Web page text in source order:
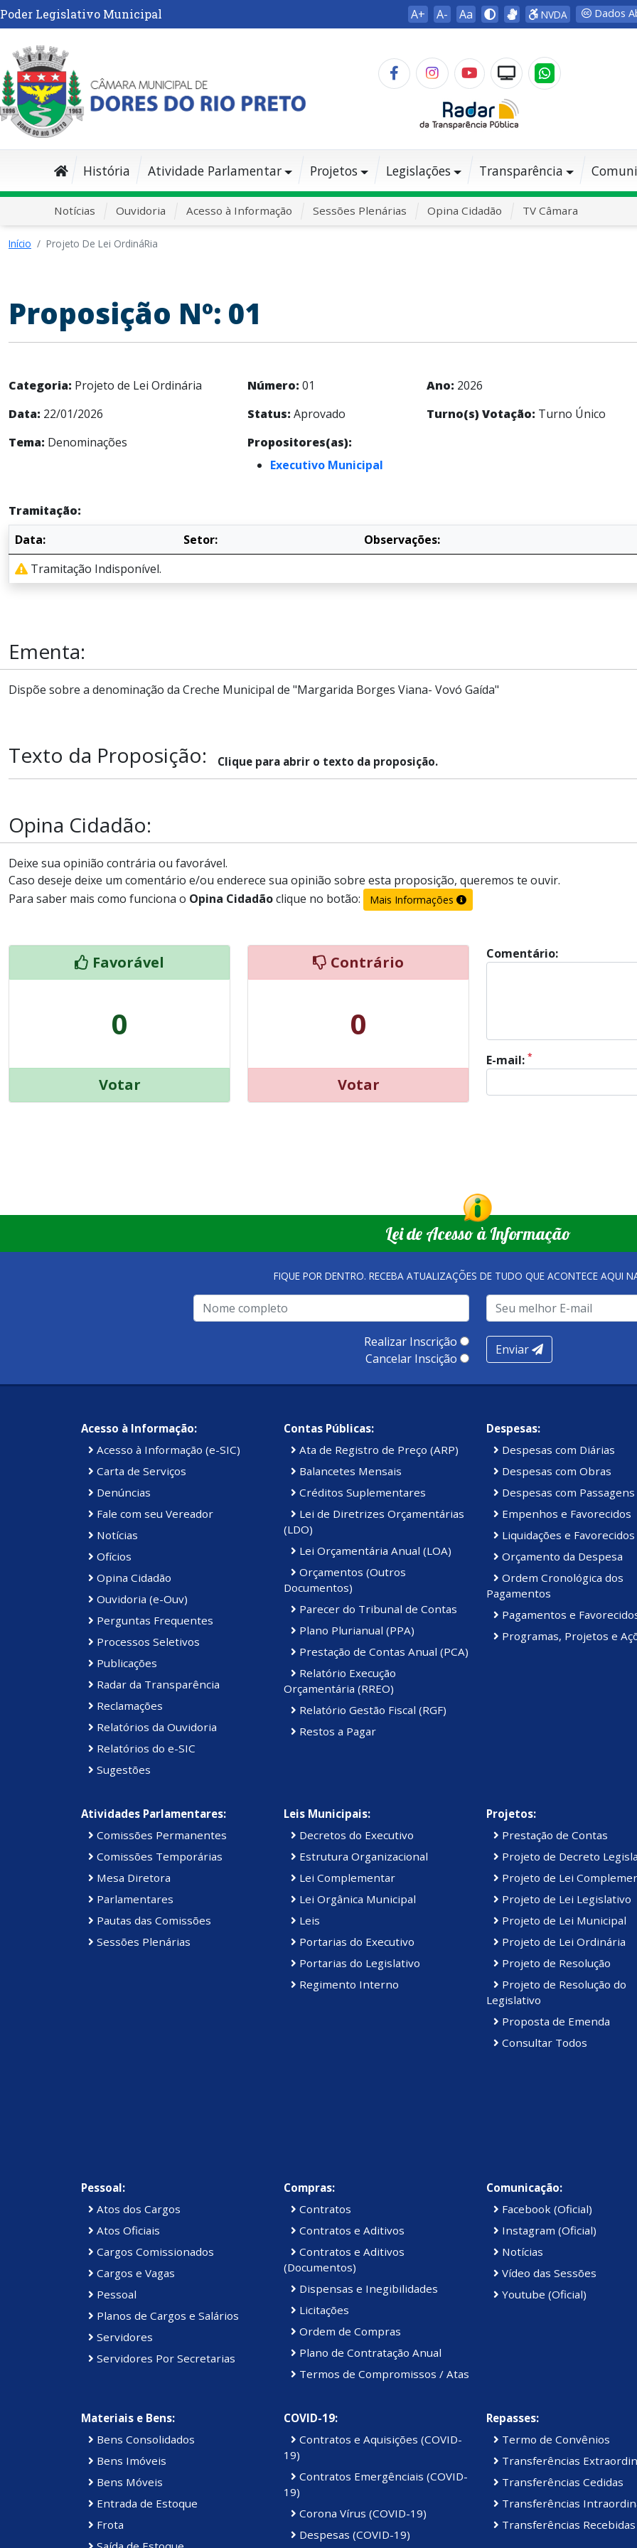
Poder Legislativo Municipal A+ A- Aa NVDA Dados
História Atividade Parlamentar Projetos Legislações Transparência
Notícias Ouvidoria Acesso à Informação Sessões Plenárias Opina Cidadão TV Câmara
Início Projeto De Lei OrdináRia
Proposição Nº: 01
Categoria: Projeto de Lei Ordinária Número: 01 Ano: 2026
Data: 22/01/2026 Status: Aprovado Turno(s) Votação: Turno Único
Tema: Denominações
Propositores(as):
Executivo Municipal
Tramitação:
Data:
Setor:
Observações:
Tramitação Indisponível.
Ementa:
Dispõe sobre a denominação da Creche Municipal de "Margarida Borges Viana- Vovó Gaída"
Texto da Proposição: Clique para abrir o texto da proposição.
Opina Cidadão:
Deixe sua opinião contrária ou favorável.
Caso deseje deixe um comentário e/ou enderece sua opinião sobre esta proposição, queremos te ouvir.
Para saber mais como funciona o Opina Cidadãoclique no botão: Mais Informações
Favorável
0
Votar
Contrário
0
Votar
Comentário:
E-mail: *
Lei de Acesso à Informação
FIQUE POR DENTRO. RECEBA ATUALIZAÇÕES DE TUDO QUE ACONTECE AQUI
Realizar Inscrição
Cancelar Inscição
Enviar
Acesso à Informação:
Acesso à Informação (e-SIC)
Carta de Serviços
Denúncias
Fale com seu Vereador
Notícias
Ofícios
Opina Cidadão
Ouvidoria (e-Ouv)
Perguntas Frequentes
Processos Seletivos
Publicações
Radar da Transparência
Reclamações
Relatórios da Ouvidoria
Relatórios do e-SIC
Sugestões
Contas Públicas:
Ata de Registro de Preço (ARP)
Balancetes Mensais
Créditos Suplementares
Lei de Diretrizes Orçamentárias
(LDO)
Lei Orçamentária Anual (LOA)
Orçamentos (Outros
Documentos)
Parecer do Tribunal de Contas
Plano Plurianual (PPA)
Prestação de Contas Anual (PCA)
Relatório Execução
Orçamentária (RREO)
Relatório Gestão Fiscal (RGF)
Restos a Pagar
Despesas:
Despesas com Diárias
Despesas com Obras
Despesas com Passagens
Empenhos e Favorecidos
Liquidações e Favorecidos
Orçamento da Despesa
Ordem Cronológica dos
Pagamentos
Pagamentos e
Programas, Projetos e
Atividades Parlamentares:
Comissões Permanentes
Comissões Temporárias
Mesa Diretora
Parlamentares
Pautas das Comissões
Sessões Plenárias
Leis Municipais:
Decretos do Executivo
Estrutura Organizacional
Lei Complementar
Lei Orgânica Municipal
Leis
Portarias do Executivo
Portarias do Legislativo
Regimento Interno
Projetos:
Prestação de Contas
Projeto de Decreto
Projeto de Lei
Projeto de Lei Legislativo
Projeto de Lei Municipal
Projeto de Lei Ordinária
Projeto de Resolução
Projeto de Resolução do
Legislativo
Proposta de Emenda
Consultar Todos
Pessoal:
Atos dos Cargos
Atos Oficiais
Cargos Comissionados
Cargos e Vagas
Pessoal
Planos de Cargos e Salários
Servidores
Servidores Por Secretarias
Compras:
Contratos
Contratos e Aditivos
Contratos e Aditivos
(Documentos)
Dispensas e Inegibilidades
Licitações
Ordem de Compras
Plano de Contratação Anual
Termos de Compromissos / Atas
Comunicação:
Facebook (Oficial)
Instagram (Oficial)
Notícias
Vídeo das Sessões
Youtube (Oficial)
Materiais e Bens:
Bens Consolidados
Bens Imóveis
Bens Móveis
Entrada de Estoque
Frota
COVID-19:
Contratos e Aquisições (COVID-
19)
Contratos Emergênciais (COVID-
19)
Corona Vírus (COVID-19)
Despesas (COVID-19)
Repasses:
Termo de Convênios
Transferências
Transferências Cedidas
Transferências
Transferências Recebidas